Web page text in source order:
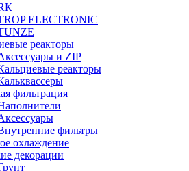
ELECTRONIC
реакторы
и ZIP
реакторы
фильтрация
фильтры
охлаждение
декорации